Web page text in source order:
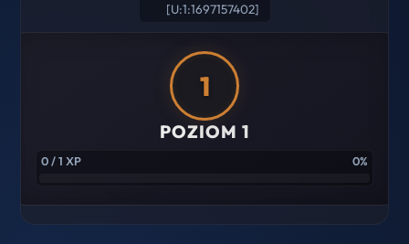
[U:1:1697157402]
1
POZIOM 1
0 / 1 XP 0%